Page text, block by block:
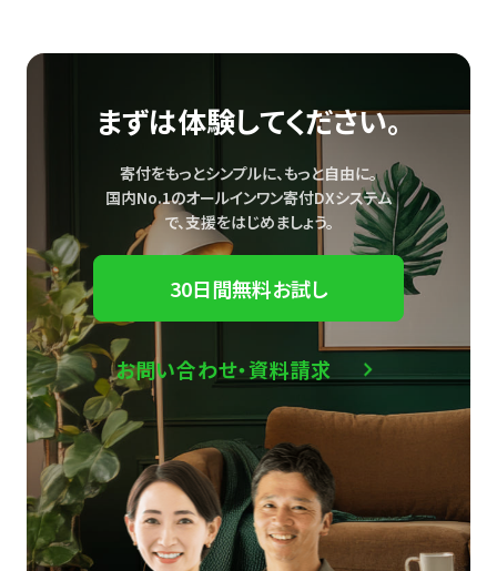
まずは体験してください。
寄付をもっとシンプルに、もっと自由に。
国内No.1のオールインワン寄付DXシステム
で、支援をはじめましょう。
30日間無料お試し
お問い合わせ・資料請求